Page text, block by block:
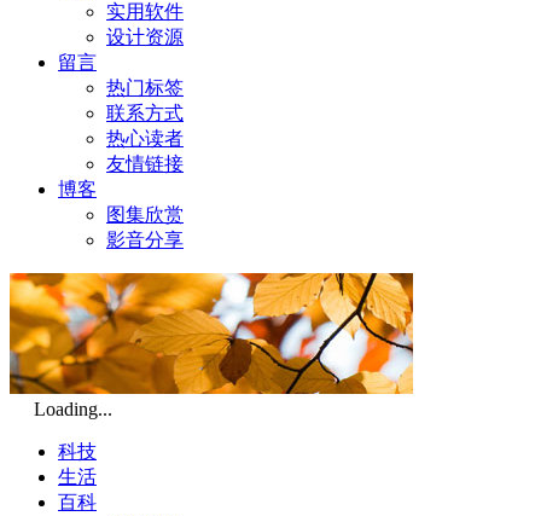
实用软件
设计资源
留言
热门标签
联系方式
热心读者
友情链接
博客
图集欣赏
影音分享
Loading...
科技
生活
百科